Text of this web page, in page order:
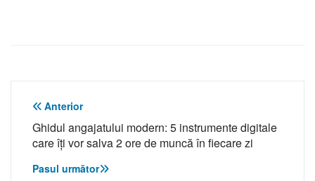
Navigare
în
articole
Anterior
Ghidul angajatului modern: 5 instrumente digitale
care îți vor salva 2 ore de muncă în fiecare zi
Pasul următor